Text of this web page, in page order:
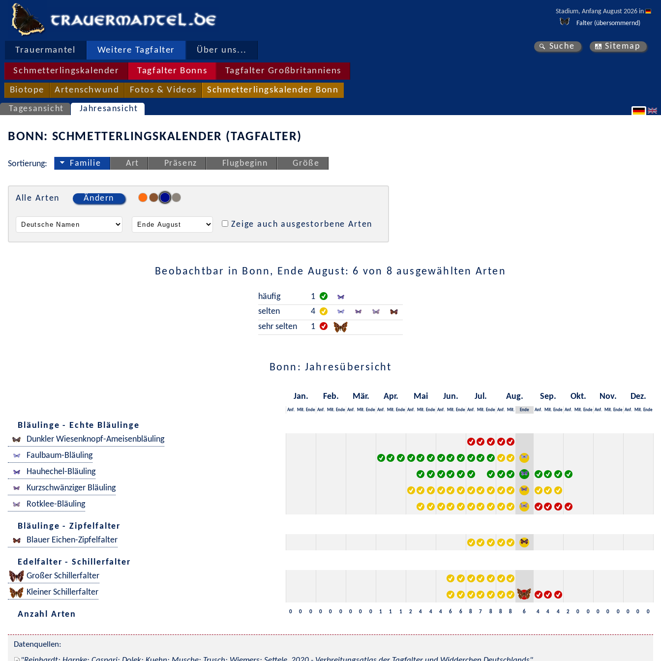
Stadium, Anfang August 2026 in
Falter (übersommernd)
Trauermantel Weitere Tagfalter Über uns...
Schmetterlingskalender Tagfalter Bonns Tagfalter Großbritanniens
Biotope Artenschwund Fotos & Videos Schmetterlingskalender Bonn
Suche Sitemap
Tagesansicht Jahresansicht
BONN: SCHMETTERLINGSKALENDER (TAGFALTER)
Sortierung: Familie Art Präsenz Flugbeginn Größe
Alle Arten Ändern
Zeige auch ausgestorbene Arten
Beobachtbar in Bonn, Ende August: 6 von 8 ausgewählten Arten
häufig
1
selten
4
sehr selten
1
Bonn: Jahresübersicht
Jan. Feb. Mär. Apr. Mai Jun. Jul. Aug. Sep. Okt. Nov. Dez.
Anf. Mit. Ende Anf. Mit. Ende Anf. Mit. Ende Anf. Mit. Ende Anf. Mit. Ende Anf. Mit. Ende Anf. Mit. Ende Anf. Mit. Ende Anf. Mit. Ende Anf. Mit. Ende Anf. Mit. Ende Anf. Mit. Ende
Bläulinge - Echte Bläulinge
Dunkler Wiesenknopf-Ameisenbläuling
Faulbaum-Bläuling
Hauhechel-Bläuling
Kurzschwänziger Bläuling
Rotklee-Bläuling
Bläulinge - Zipfelfalter
Blauer Eichen-Zipfelfalter
Edelfalter - Schillerfalter
Großer Schillerfalter
Kleiner Schillerfalter
Anzahl Arten 0 0 0 0 0 0 0 0 0 1 1 1 2 4 4 4 6 6 8 7 8 8 8 6 4 4 4 2 0 0 0 0 0 0 0 0
Datenquellen: